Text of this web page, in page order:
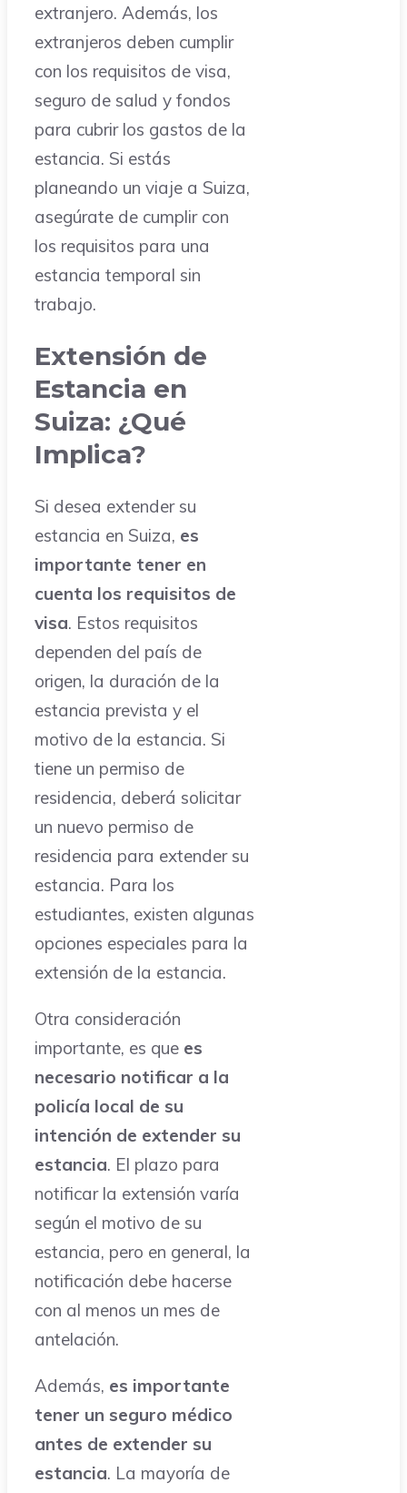
extranjero. Además, los
extranjeros deben cumplir
con los requisitos de visa,
seguro de salud y fondos
para cubrir los gastos de la
estancia. Si estás
planeando un viaje a Suiza,
asegúrate de cumplir con
los requisitos para una
estancia temporal sin
trabajo.
Extensión de
Estancia en
Suiza: ¿Qué
Implica?
Si desea extender su
estancia en Suiza, es
importante tener en
cuenta los requisitos de
visa. Estos requisitos
dependen del país de
origen, la duración de la
estancia prevista y el
motivo de la estancia. Si
tiene un permiso de
residencia, deberá solicitar
un nuevo permiso de
residencia para extender su
estancia. Para los
estudiantes, existen algunas
opciones especiales para la
extensión de la estancia.
Otra consideración
importante, es que es
necesario notificar a la
policía local de su
intención de extender su
estancia. El plazo para
notificar la extensión varía
según el motivo de su
estancia, pero en general, la
notificación debe hacerse
con al menos un mes de
antelación.
Además, es importante
tener un seguro médico
antes de extender su
estancia. La mayoría de